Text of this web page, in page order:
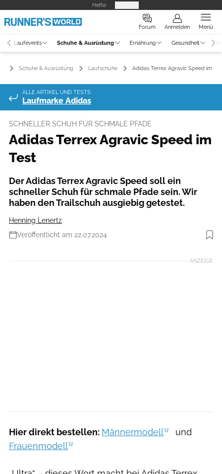
Hefte
Forum Anmelden Menü
Laufevents Schuhe & Ausrüstung Ernährung Gesundheit
Schuhe & Ausrüstung Laufschuhe Adidas Terrex Agravic Speed im
ALLE ARTIKEL UND TESTS
Laufmarke Adidas
SCHNELLER SCHUH FÜR SCHMALE PFADE
Adidas Terrex Agravic Speed im
Test
Der Adidas Terrex Agravic Speed soll ein
schneller Schuh für schmale Pfade sein. Wir
haben den Trailschuh ausgiebig getestet.
Henning Lenertz
Veröffentlicht am 22.07.2024
Foto: RUNNER’S WORLD
ANZEIGE
Hier direkt bestellen: Männermodell
und
Frauenmodell